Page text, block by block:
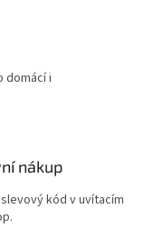
domácí i
nákup
kód v uvítacím